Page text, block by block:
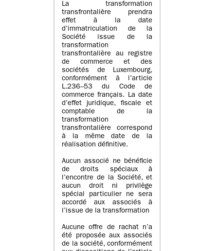
La transformation
transfrontalière prendra
effet à la date
d’immatriculation de la
Société issue de la
transformation
transfrontalière au registre
de commerce et des
sociétés de Luxembourg,
conformément à l’article
L.236–53 du Code de
commerce français. La date
d’effet juridique, fiscale et
comptable de la
transformation
transfrontalière correspond
à la même date de la
réalisation définitive.
Aucun associé ne bénéficie
de droits spéciaux à
l’encontre de la Société, et
aucun droit ni privilège
spécial particulier ne sera
accordé aux associés à
l’issue de la transformation
Aucune offre de rachat n’a
été proposée aux associés
de la société, conformément